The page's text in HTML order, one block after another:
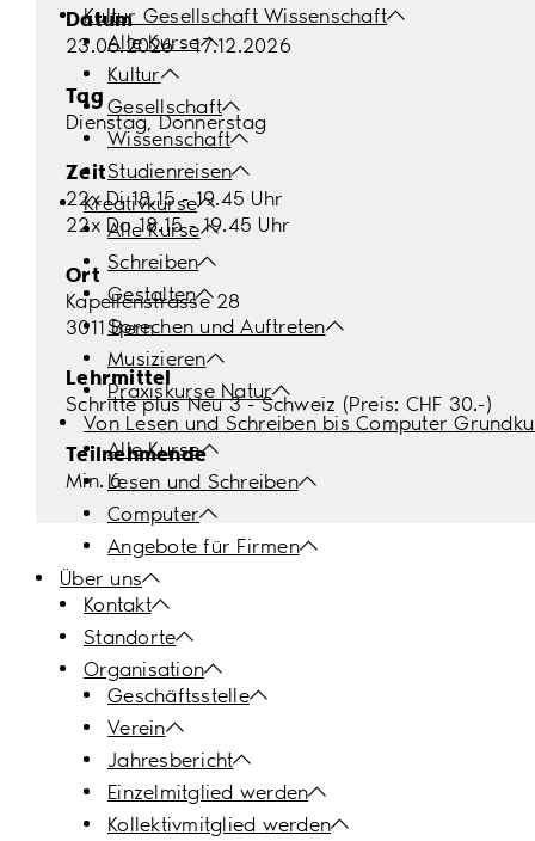
Kultur Gesellschaft Wissenschaft
Alle Kurse
Kultur
Gesellschaft
Wissenschaft
Studienreisen
Kreativkurse
Alle Kurse
Schreiben
Gestalten
Sprechen und Auftreten
Musizieren
Praxiskurse Natur
Von Lesen und Schreiben bis Computer
Alle Kurse
Lesen und Schreiben
Computer
Angebote für Firmen
Über uns
Kontakt
Standorte
Organisation
Geschäftsstelle
Verein
Jahresbericht
Einzelmitglied werden
Kollektivmitglied werden
Datum
23.06.2026 - 17.12.2026
Tag
Dienstag, Donnerstag
Zeit
22x Di 18.15 - 19.45 Uhr
22x Do 18.15 - 19.45 Uhr
Ort
Kapellenstrasse 28
3011 Bern
Lehrmittel
Schritte plus Neu 3 - Schweiz (Preis: CHF 30.-)
Teilnehmende
Min. 6